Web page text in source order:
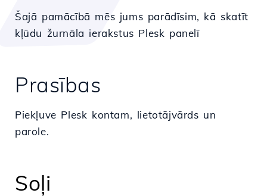
Šajā pamācībā mēs jums parādīsim, kā skatīt
kļūdu žurnāla ierakstus Plesk panelī
Prasības
Piekļuve Plesk kontam, lietotājvārds un
parole.
Soļi